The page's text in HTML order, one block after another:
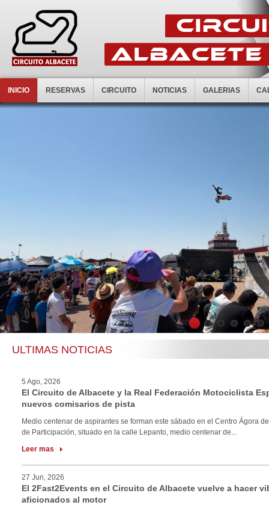
INICIO RESERVAS CIRCUITO NOTICIAS GALERIAS
1 2 3 4 5 6
ULTIMAS NOTICIAS
5 Ago, 2026
El Circuito de Albacete y la Real Federación Motociclista
nuevos comisarios de pista
Medio centenar de aspirantes se forman este sábado en el Centro Ágora
de Participación, situado en la calle Lepanto, medio centenar de...
Leer mas
27 Jun, 2026
El 2Fast2Events en el Circuito de Albacete vuelve a hacer
aficionados al motor